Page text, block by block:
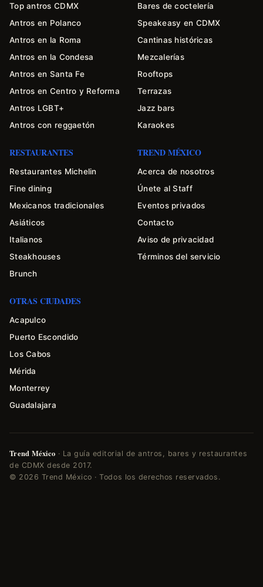
Top antros CDMX
Antros en Polanco
Antros en la Roma
Antros en la Condesa
Antros en Santa Fe
Antros en Centro y Reforma
Antros LGBT+
Antros con reggaetón
Bares de coctelería
Speakeasy en CDMX
Cantinas históricas
Mezcalerías
Rooftops
Terrazas
Jazz bars
Karaokes
RESTAURANTES
Restaurantes Michelin
Fine dining
Mexicanos tradicionales
Asiáticos
Italianos
Steakhouses
Brunch
TREND MÉXICO
Acerca de nosotros
Únete al Staff
Eventos privados
Contacto
Aviso de privacidad
Términos del servicio
OTRAS CIUDADES
Acapulco
Puerto Escondido
Los Cabos
Mérida
Monterrey
Guadalajara
Trend México · La guía editorial de antros, bares y restaurantes
de CDMX desde 2017.
© 2026 Trend México · Todos los derechos reservados.